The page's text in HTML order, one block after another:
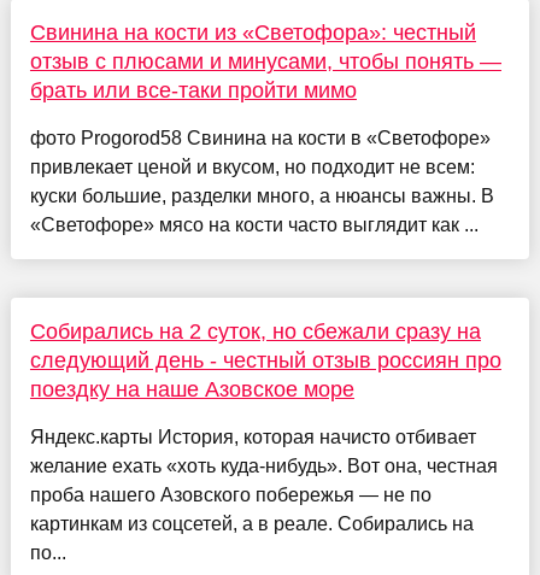
Свинина на кости из «Светофора»: честный
отзыв с плюсами и минусами, чтобы понять —
брать или все-таки пройти мимо
фото Progorod58 Свинина на кости в «Светофоре»
привлекает ценой и вкусом, но подходит не всем:
куски большие, разделки много, а нюансы важны. В
«Светофоре» мясо на кости часто выглядит как ...
Собирались на 2 суток, но сбежали сразу на
следующий день - честный отзыв россиян про
поездку на наше Азовское море
Яндекс.карты История, которая начисто отбивает
желание ехать «хоть куда-нибудь». Вот она, честная
проба нашего Азовского побережья — не по
картинкам из соцсетей, а в реале. Собирались на
по...